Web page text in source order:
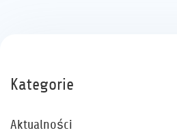
Kategorie
Aktualności